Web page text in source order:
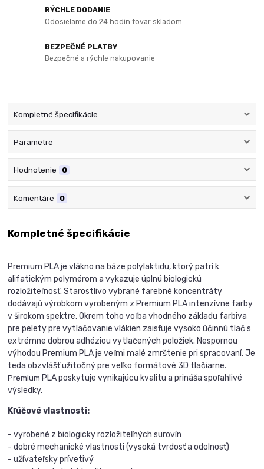
RÝCHLE DODANIE
Odosielame do 24 hodín tovar skladom
BEZPEČNÉ PLATBY
Bezpečné a rýchle nakupovanie
Kompletné špecifikácie
Parametre
Hodnotenie 0
Komentáre 0
Kompletné špecifikácie
Premium PLA je vlákno na báze polylaktidu, ktorý patrí k
alifatickým polymérom a vykazuje úplnú biologickú
rozložiteľnosť. Starostlivo vybrané farebné koncentráty
dodávajú výrobkom vyrobeným z Premium PLA intenzívne farby
v širokom spektre. Okrem toho voľba vhodného základu farbiva
pre pelety pre vytlačovanie vlákien zaisťuje vysoko účinnú tlač s
extrémne dobrou adhéziou vytlačených položiek. Nespornou
výhodou Premium PLA je veľmi malé zmrštenie pri spracovaní. Je
teda obzvlášť užitočný pre veľko formátové 3D tlačiarne.
Premium PLA poskytuje vynikajúcu kvalitu a prináša spoľahlivé
výsledky.
Kľúčové vlastnosti:
- vyrobené z biologicky rozložiteľných surovín
- dobré mechanické vlastnosti (vysoká tvrdosť a odolnosť)
- užívateľsky prívetivý